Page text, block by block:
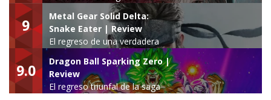
9
Metal Gear Solid Delta:
Snake Eater | Review
El regreso de una verdadera
leyenda
9.0
Dragon Ball Sparking Zero |
Review
El regreso triunfal de la saga